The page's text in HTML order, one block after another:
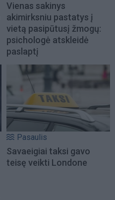
Vienas sakinys
akimirksniu pastatys į
vietą pasipūtusį žmogų:
psichologė atskleidė
paslaptį
Pasaulis
Savaeigiai taksi gavo
teisę veikti Londone